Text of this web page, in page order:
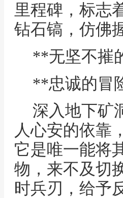
里程碑，标志
钻石镐，仿佛
**无坚不摧
**忠诚的冒
深入地下矿
人心安的依靠
它是唯一能将
物，来不及切
时兵刃，给予